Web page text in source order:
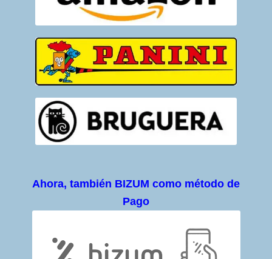
Ahora, también BIZUM como método de
Pago